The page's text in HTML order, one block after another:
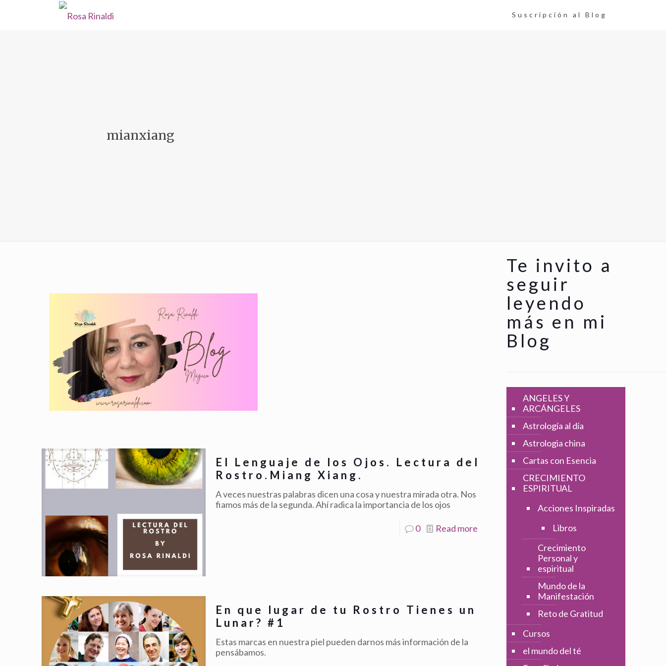
Suscripción al Blog
mianxiang
El Lenguaje de los Ojos. Lectura del
Rostro.Miang Xiang.
A veces nuestras palabras dicen una cosa y nuestra mirada otra. Nos
fiamos más de la segunda. Ahí radica la importancia de los ojos
0 Read more
En que lugar de tu Rostro Tienes un
Lunar? #1
Estas marcas en nuestra piel pueden darnos más información de la
pensábamos.
Te invito a
seguir
leyendo
más en mi
Blog
ANGELES Y
ARCÁNGELES
Astrología al día
Astrologia china
Cartas con Esencia
CRECIMIENTO
ESPIRITUAL
Acciones Inspiradas
Libros
Crecimiento
Personal y
espiritual
Mundo de la
Manifestación
Reto de Gratitud
Cursos
el mundo del té